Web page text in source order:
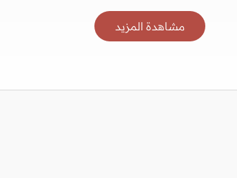
مشاهدة المزيد